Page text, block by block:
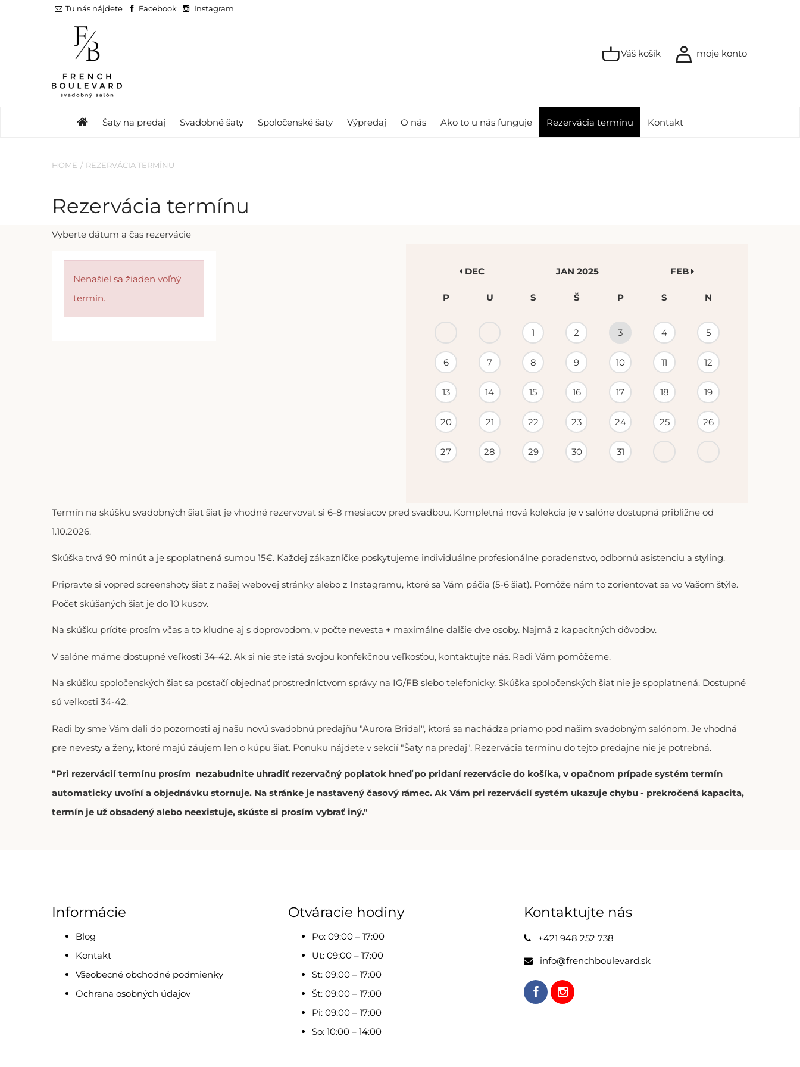
Tu nás nájdete Facebook Instagram
Váš košík moje konto
Šaty na predaj Svadobné šaty Spoločenské šaty Výpredaj O nás Ako to u nás funguje Rezervácia termínu Kontakt
HOME REZERVÁCIA TERMÍNU
Rezervácia termínu
Vyberte dátum a čas rezervácie
Nenašiel sa žiaden voľný
termín.
KALENDÁR
PODUJATÍ
DEC JAN 2025 FEB
P U S Š P S N
1 2 3 4 5
6 7 8 9 10 11 12
13 14 15 16 17 18 19
20 21 22 23 24 25 26
27 28 29 30 31
Termín na skúšku svadobných šiat šiat je vhodné rezervovať si 6-8 mesiacov pred svadbou. Kompletná nová kolekcia je v salóne dostupná približne od
1.10.2026.
Skúška trvá 90 minút a je spoplatnená sumou 15€. Každej zákazníčke poskytujeme individuálne profesionálne poradenstvo, odbornú asistenciu a styling.
Pripravte si vopred screenshoty šiat z našej webovej stránky alebo z Instagramu, ktoré sa Vám páčia (5-6 šiat). Pomôže nám to zorientovať sa vo Vašom štýle.
Počet skúšaných šiat je do 10 kusov.
Na skúšku prídte prosím včas a to kľudne aj s doprovodom, v počte nevesta + maximálne dalšie dve osoby. Najmä z kapacitných dôvodov.
V salóne máme dostupné veľkosti 34-42. Ak si nie ste istá svojou konfekčnou veľkosťou, kontaktujte nás. Radi Vám pomôžeme.
Na skúšku spoločenských šiat sa postačí objednať prostredníctvom správy na IG/FB slebo telefonicky. Skúška spoločenských šiat nie je spoplatnená. Dostupné
sú veľkosti 34-42.
Radi by sme Vám dali do pozornosti aj našu novú svadobnú predajňu "Aurora Bridal", ktorá sa nachádza priamo pod našim svadobným salónom. Je vhodná
pre nevesty a ženy, ktoré majú záujem len o kúpu šiat. Ponuku nájdete v sekcií "Šaty na predaj". Rezervácia termínu do tejto predajne nie je potrebná.
"Pri rezervácií termínu prosím nezabudnite uhradiť rezervačný poplatok hneď po pridaní rezervácie do košíka, v opačnom prípade systém termín
automaticky uvoľní a objednávku stornuje. Na stránke je nastavený časový rámec. Ak Vám pri rezervácií systém ukazuje chybu - prekročená kapacita,
termín je už obsadený alebo neexistuje, skúste si prosím vybrať iný."
Informácie
Blog
Kontakt
Všeobecné obchodné podmienky
Ochrana osobných údajov
Otváracie hodiny
Po: 09:00 – 17:00
Ut: 09:00 – 17:00
St: 09:00 – 17:00
Št: 09:00 – 17:00
Pi: 09:00 – 17:00
So: 10:00 – 14:00
Kontaktujte nás
+421 948 252 738
info@frenchboulevard.sk